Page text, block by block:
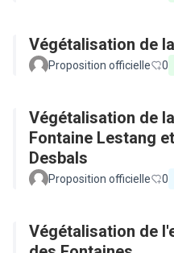
Végétalisation de
Proposition officielle 0
Végétalisation de
Fontaine Lestang
Desbals
Proposition officielle 0
Végétalisation de